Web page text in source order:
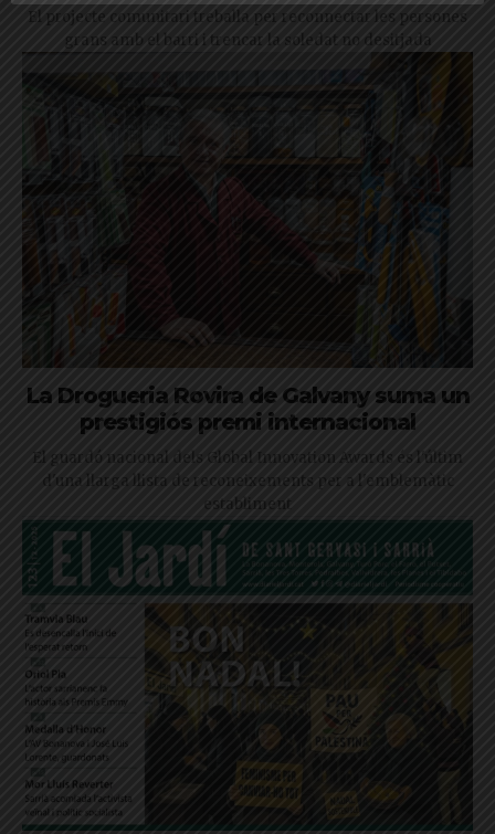
El projecte comunitari treballa per reconnectar les persones
grans amb el barri i trencar la soledat no desitjada
La Drogueria Rovira de Galvany suma un
prestigiós premi internacional
El guardó nacional dels Global Innovation Awards és l'últim
d'una llarga llista de reconeixements per a l'emblemàtic
establiment